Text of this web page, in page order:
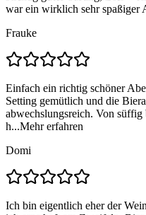
war ein wirklich sehr spaßiger
Frauke
Einfach ein richtig schöner
Setting gemütlich und die
abwechslungsreich. Von
h...Mehr erfahren
Domi
Ich bin eigentlich eher der